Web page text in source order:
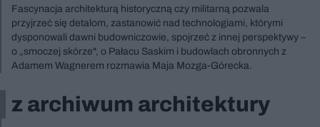
Fascynacja architekturą historyczną czy militarną pozwala
przyjrzeć się detalom, zastanowić nad technologiami, którymi
dysponowali dawni budowniczowie, spojrzeć z innej perspektywy –
o „smoczej skórze", o Pałacu Saskim i budowlach obronnych z
Adamem Wagnerem rozmawia Maja Mozga-Górecka.
z archiwum architektury